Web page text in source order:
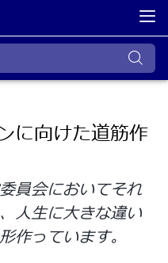
に向けた道筋作
員会においてそれ
人生に大きな違い
作っています。